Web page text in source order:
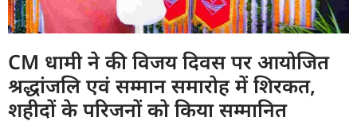
CM धामी ने की विजय दिवस पर आयोजित
श्रद्धांजलि एवं सम्मान समारोह में शिरकत,
शहीदों के परिजनों को किया सम्मानित